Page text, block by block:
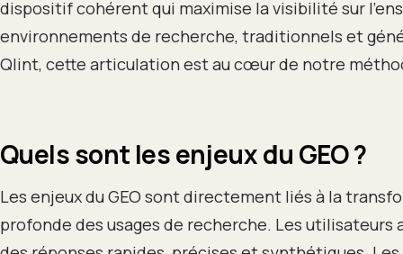
dispositif cohérent qui maximise la visibilité sur
environnements de recherche, traditionnels et
Qlint, cette articulation est au cœur de notre
Quels sont les enjeux du GEO ?
Les enjeux du GEO sont directement liés à la
profonde des usages de recherche. Les utilisateurs